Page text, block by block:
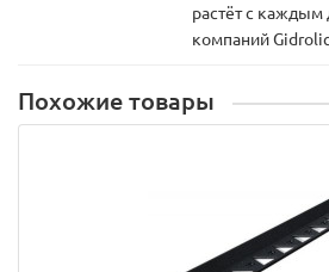
растёт с
компаний
Похожие товары